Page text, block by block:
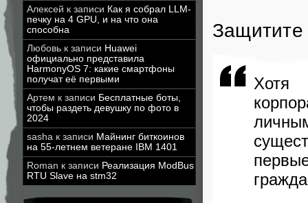
Алексей к записи Как я собрал LLM-
печку на 4 GPU, и на что она
способна
Любовь к записи Huawei
официально представила
HarmonyOS 7: какие смартфоны
получат её первыми
Артем к записи Бесплатные боты,
чтобы раздеть девушку по фото в
2024
sasha к записи Майнинг биткоинов
на 55-летнем ветеране IBM 1401
Roman к записи Реализация ModBus
RTU Slave на stm32
Защитите
Хотя